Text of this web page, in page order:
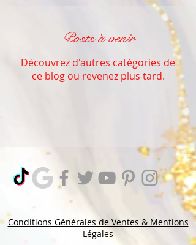
Posts à venir
Découvrez d'autres catégories de
ce blog ou revenez plus tard.
Conditions Générales de Ventes & Mentions
Légales